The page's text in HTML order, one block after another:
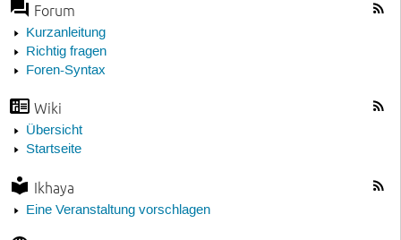
Forum
Kurzanleitung
Richtig fragen
Foren-Syntax
Wiki
Übersicht
Startseite
Ikhaya
Eine Veranstaltung vorschlagen